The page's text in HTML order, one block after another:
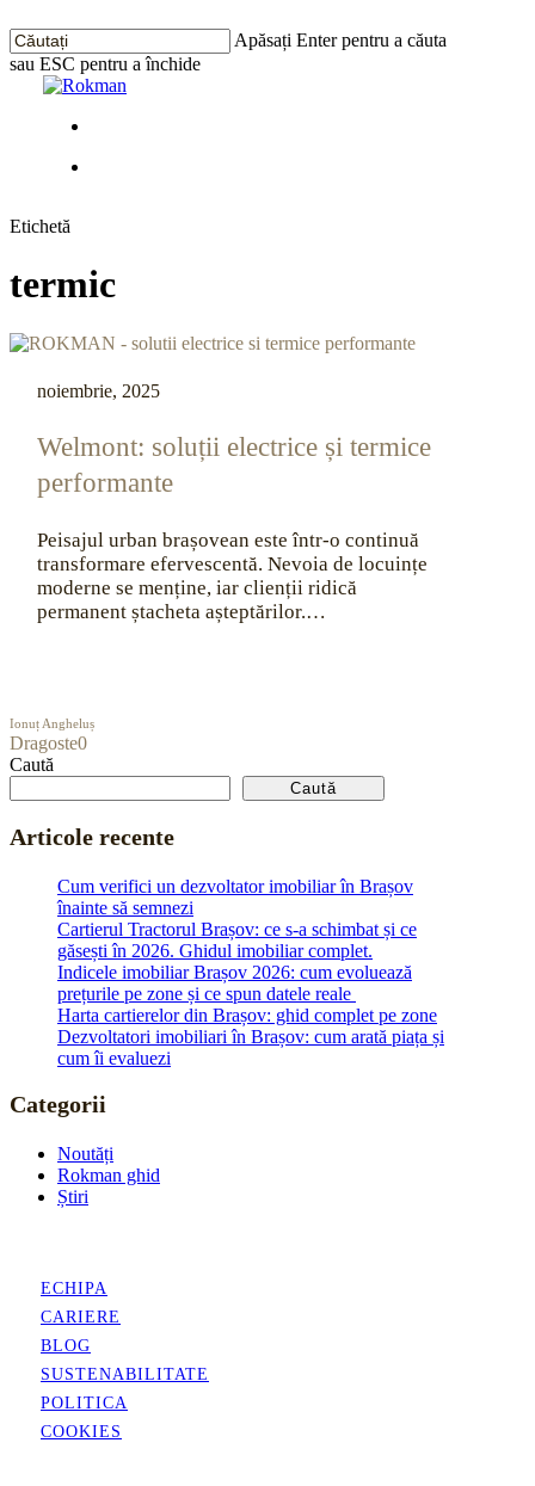
la
conținutul
principal
Apăsați Enter pentru a căuta
sau ESC pentru a închide
Închide
Meniu
Etichetă
termic
noiembrie, 2025
Welmont: soluții electrice și termice
performante
Peisajul urban brașovean este într-o continuă
transformare efervescentă. Nevoia de locuințe
moderne se menține, iar clienții ridică
permanent ștacheta așteptărilor.…
Ionuț Angheluș
Dragoste0
Caută
Caută
Articole recente
Cum verifici un dezvoltator imobiliar în Brașov
înainte să semnezi
Cartierul Tractorul Brașov: ce s-a schimbat și ce
găsești în 2026. Ghidul imobiliar complet.
Indicele imobiliar Brașov 2026: cum evoluează
prețurile pe zone și ce spun datele reale
Harta cartierelor din Brașov: ghid complet pe zone
Dezvoltatori imobiliari în Brașov: cum arată piața și
cum îi evaluezi
Categorii
Noutăți
Rokman ghid
Știri
ECHIPA
CARIERE
BLOG
SUSTENABILITATE
POLITICA
COOKIES